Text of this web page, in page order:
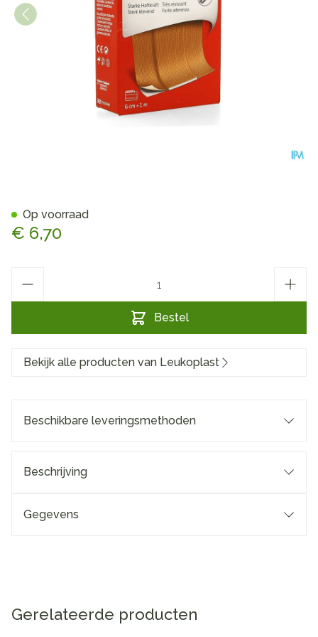
€ 6,70
Bestel
Op voorraad
Bekijk alle producten van Leukoplast
Beschikbare leveringsmethoden
Beschrijving
Gegevens
Gerelateerde producten